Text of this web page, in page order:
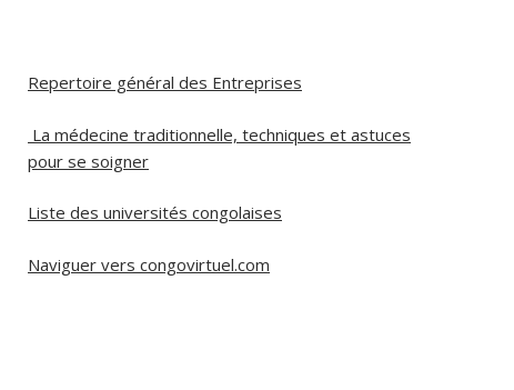
Repertoire général des Entreprises
La médecine traditionnelle, techniques et astuces
pour se soigner
Liste des universités congolaises
Naviguer vers congovirtuel.com